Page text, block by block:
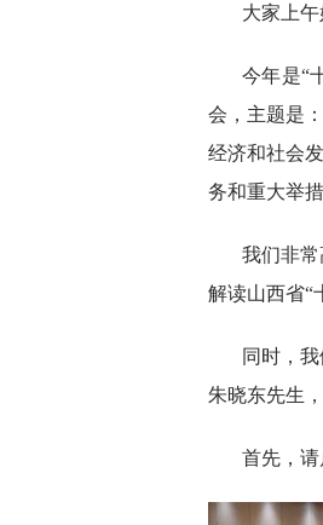
大家上
今年是“
会，主题是
经济和社会
务和重大举措
我们非
解读山西省“
同时，
朱晓东先生
首先，请